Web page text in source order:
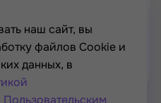
наш сайт, вы
файлов Cookie и
данных, в
Пользовательским